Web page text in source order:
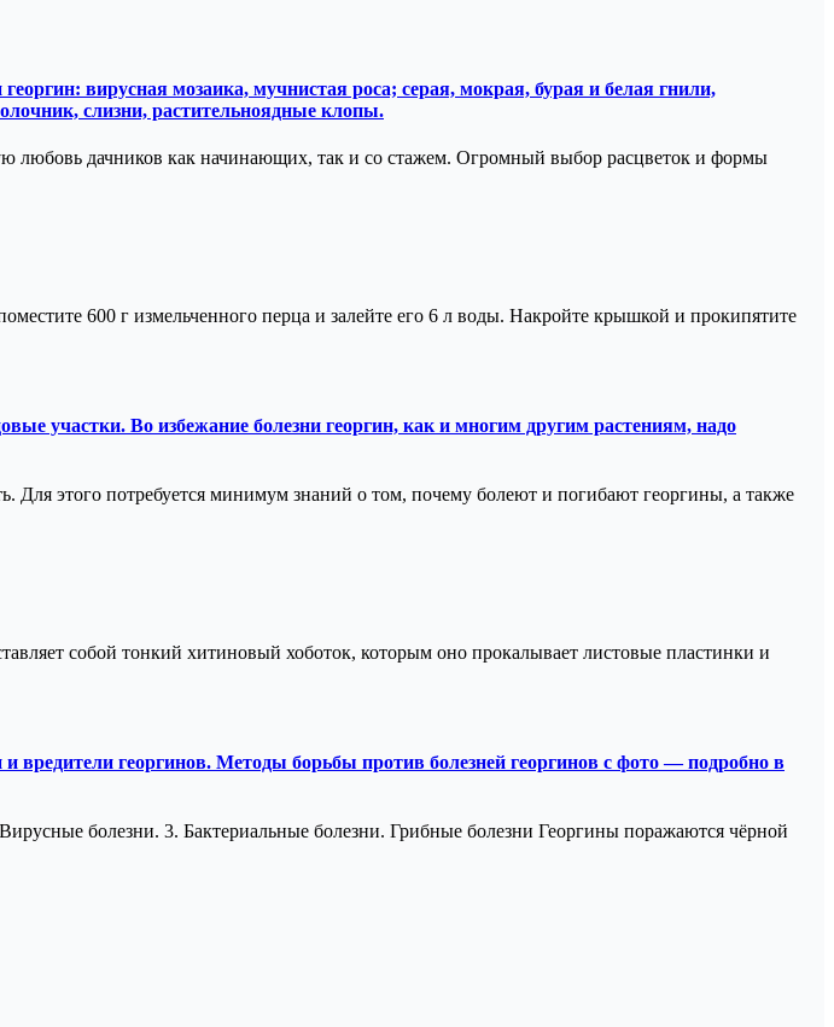
вирусная мозаика, мучнистая роса; серая, мокрая, бурая и белая гнили,
слизни, растительноядные клопы.
любовь дачников как начинающих, так и со стажем. Огромный выбор расцветок и формы
600 г измельченного перца и залейте его 6 л воды. Накройте крышкой и прокипятите
участки. Во избежание болезни георгин, как и многим другим растениям, надо
Для этого потребуется минимум знаний о том, почему болеют и погибают георгины, а также
собой тонкий хитиновый хоботок, которым оно прокалывает листовые пластинки и
вредители георгинов. Методы борьбы против болезней георгинов с фото — подробно в
болезни. 3. Бактериальные болезни. Грибные болезни Георгины поражаются чёрной